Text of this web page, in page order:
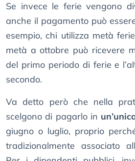
Se invece le ferie vengono
anche il pagamento può
esempio, chi utilizza metà
metà a ottobre può ricevere
del primo periodo di ferie e
secondo.
Va detto però che nella
scelgono di pagarlo in
giugno o luglio, proprio
tradizionalmente associato